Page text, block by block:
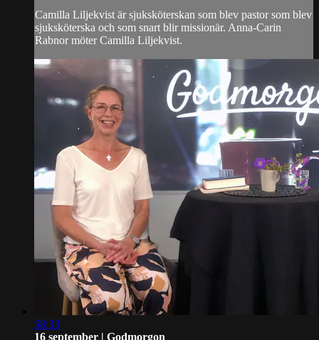
Camilla Liljekvist är sjuksköterskan som blev pastor som blev
sjuksköterska och som snart blir missionär. Anna-Carin
Rabnor möter Camilla Liljekvist.
58:33
16 september | Godmorgon